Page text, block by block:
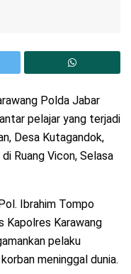
Polda Jabar
pelajar yang terjadi
Desa Kutagandok,
Ruang Vicon, Selasa
Ibrahim Tompo
Kapolres Karawang
pelaku
meninggal dunia.